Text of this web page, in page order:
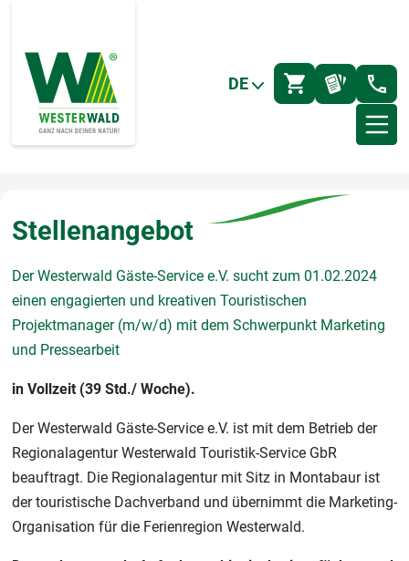
DE
Stellenangebot
Der Westerwald Gäste-Service e.V. sucht zum 01.02.2024
einen engagierten und kreativen Touristischen
Projektmanager (m/w/d) mit dem Schwerpunkt Marketing
und Pressearbeit
in Vollzeit (39 Std./ Woche).
Der Westerwald Gäste-Service e.V. ist mit dem Betrieb der
Regionalagentur Westerwald Touristik-Service GbR
beauftragt. Die Regionalagentur mit Sitz in Montabaur ist
der touristische Dachverband und übernimmt die Marketing-
Organisation für die Ferienregion Westerwald.